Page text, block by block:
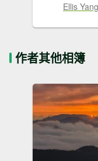
Ellis Yang
作者其他相簿